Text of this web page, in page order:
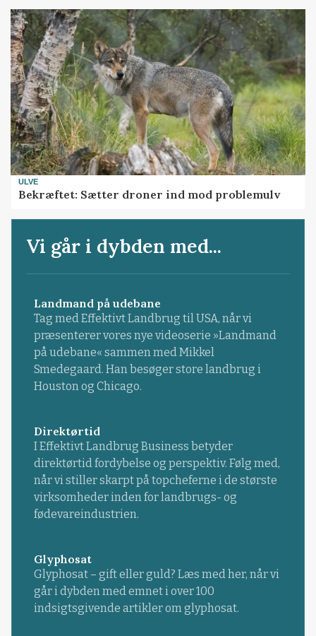
ULVE
Bekræftet: Sætter droner ind mod problemulv
Vi går i dybden med...
Landmand på udebane
Tag med Effektivt Landbrug til USA, når vi
præsenterer vores nye videoserie »Landmand
på udebane« sammen med Mikkel
Smedegaard. Han besøger store landbrug i
Houston og Chicago.
Direktørtid
I Effektivt Landbrug Business betyder
direktørtid fordybelse og perspektiv. Følg med,
når vi stiller skarpt på topcheferne i de største
virksomheder inden for landbrugs- og
fødevareindustrien.
Glyphosat
Glyphosat – gift eller guld? Læs med her, når vi
går i dybden med emnet i over 100
indsigtsgivende artikler om glyphosat.